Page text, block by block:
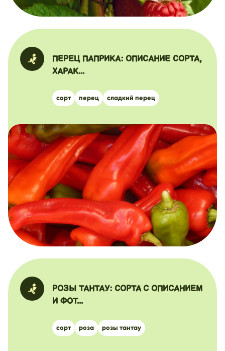
ПЕРЕЦ ПАПРИКА: ОПИСАНИЕ СОРТА,
ХАРАК...
сорт перец сладкий перец
РОЗЫ ТАНТАУ: СОРТА С ОПИСАНИЕМ
И ФОТ...
сорт роза розы тантау